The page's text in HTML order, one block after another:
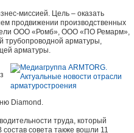
миссией. Цель – оказать
продвижении производственных
ООО «Ромб», ООО «ПО Ремарм»,
трубопроводной арматуры,
арматуры.
Diamond.
труда, который
совета также вошли 11